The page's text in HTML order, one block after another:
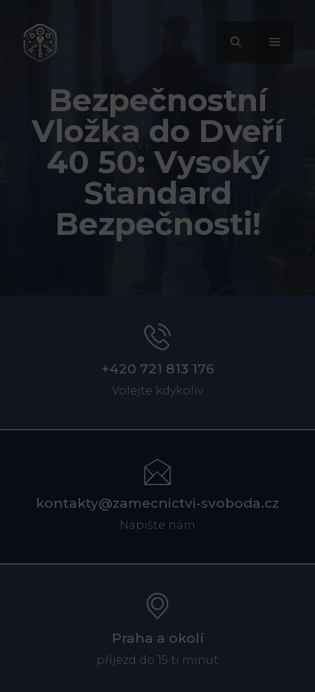
obsah
MENU
Bezpečnostní
Vložka do Dveří
40 50: Vysoký
Standard
Bezpečnosti!
+420 721 813 176
Volejte kdykoliv
kontakty@zamecnictvi-svoboda.cz
Napište nám
Praha a okolí
příjezd do 15 ti minut